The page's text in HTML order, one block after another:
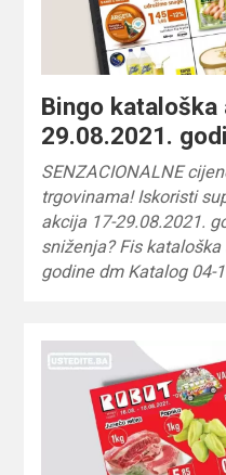
Bingo kataloška
29.08.2021.
SENZACIONALNE
trgovinama! Iskoristi
akcija 17-29.08.2021.
sniženja? Fis
godine dm Katalog 04-